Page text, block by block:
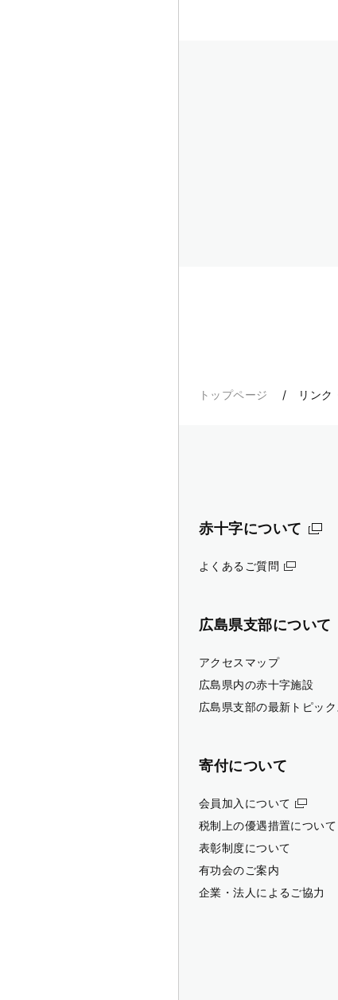
トップページ リンク
赤十字について
よくあるご質問
広島県支部について
アクセスマップ
広島県内の赤十字施設
広島県支部の最新トピック
寄付について
会員加入について
税制上の優遇措置について
表彰制度について
有功会のご案内
企業・法人によるご協力